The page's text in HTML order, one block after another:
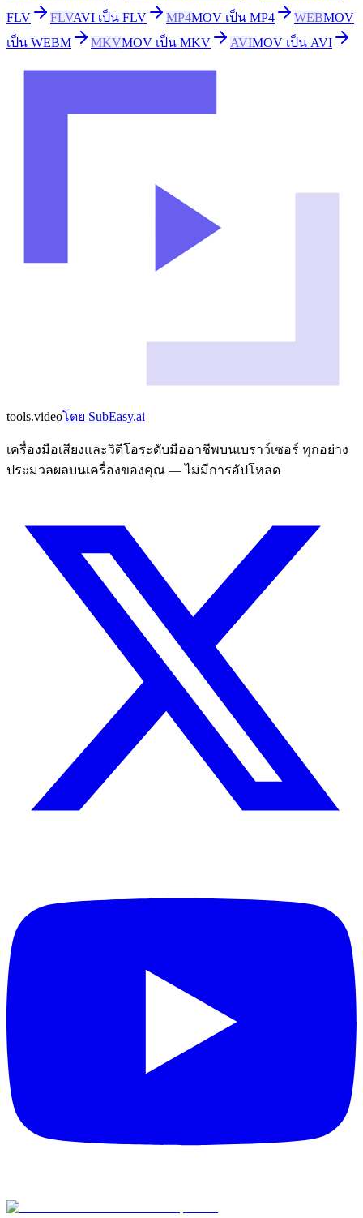
FLV
FLVAVI เป็น FLV MP4MOV เป็น MP4 WEBMOV
เป็น WEBM
MKVMOV เป็น MKV AVIMOV เป็น AVI
tools.videoโดย SubEasy.ai
เครื่องมือเสียงและวิดีโอระดับมืออาชีพบนเบราว์เซอร์ ทุกอย่าง
ประมวลผลบนเครื่องของคุณ — ไม่มีการอัปโหลด